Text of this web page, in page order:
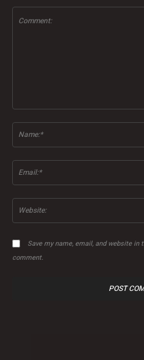
Save my name, email, and website
comment.